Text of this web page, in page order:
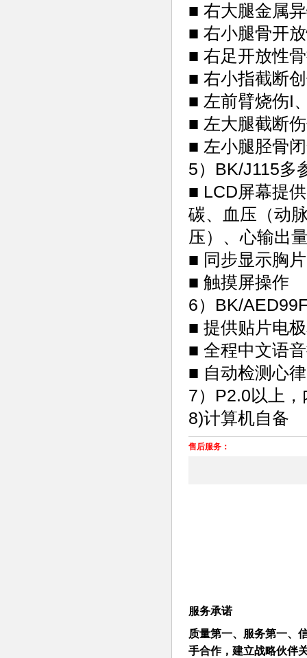
■ 右大腿金属
■ 右小腿骨开
■ 右足开放性
■ 右小指截断
■ 左前臂烧伤I
■ 左大腿截断
■ 左小腿胫骨
5）BK/J115多
■ LCD屏幕提
碳、血压（动
压）、心输出
■ 同步显示胸
■ 触摸屏操作
6）BK/
■ 提供贴片电
■ 全程中文语
■ 自动检测心
7）P2.0以上
8)计算机自备
售后服务：
服务承诺
质量第一、服务第一、
手合作，建立战略伙伴